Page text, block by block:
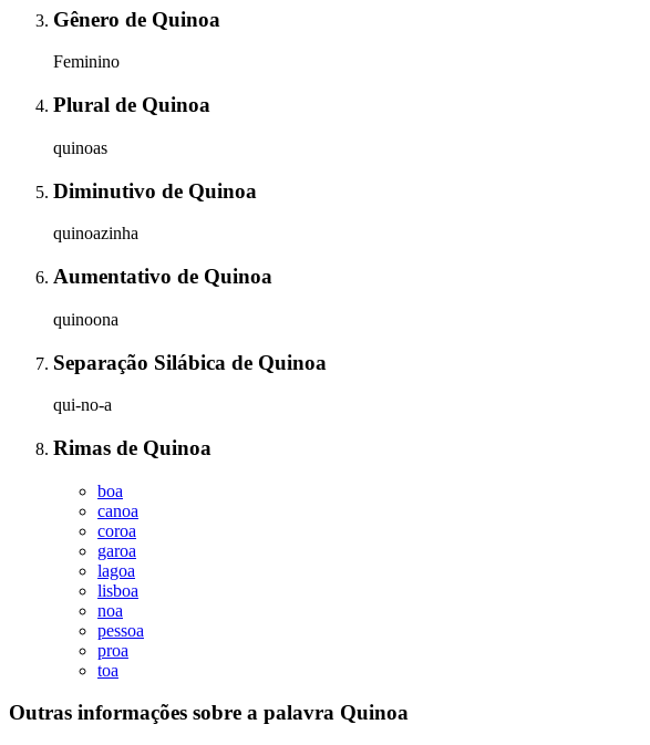
Gênero de Quinoa
Feminino
Plural de Quinoa
quinoas
Diminutivo de Quinoa
quinoazinha
Aumentativo de Quinoa
quinoona
Separação Silábica de Quinoa
qui-no-a
Rimas de Quinoa
boa
canoa
coroa
garoa
lagoa
lisboa
noa
pessoa
proa
toa
Outras informações sobre a palavra Quinoa